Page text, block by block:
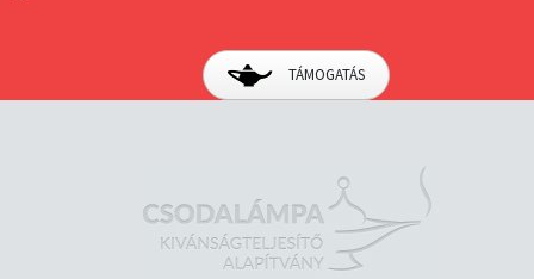
TÁMOGATÁS